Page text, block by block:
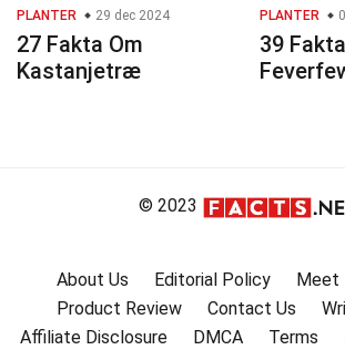
PLANTER 29 dec 2024
27 Fakta Om
Kastanjetræ
PLANTER
39
© 2023
About Us Editorial Policy
Meet
Product Review
Contact Us
Affiliate Disclosure
DMCA Terms